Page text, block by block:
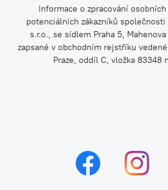
Informace o zpracování osobních
potenciálních zákazníků společnosti
s.r.o., se sídlem Praha 5,
zapsané v obchodním rejstříku
Praze, oddíl C, vložka 83348